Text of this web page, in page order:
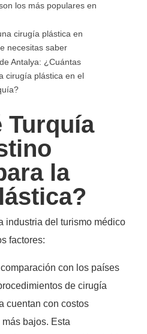
los más populares en
cirugía plástica en
necesitas saber
Antalya: ¿Cuántas
cirugía plástica en el
Turquía
la
industria del turismo médico
factores:
con los países
de cirugía
cuentan con costos
bajos. Esta